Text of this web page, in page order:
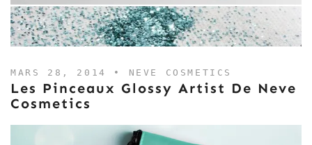
MARS 28, 2014 • NEVE COSMETICS
Les Pinceaux Glossy Artist De Neve
Cosmetics